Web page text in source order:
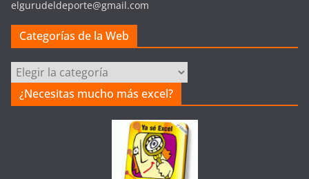
elgurudeldeporte@gmail.com
Categorías de la Web
Categorías
de
la
¿Necesitas mucho más excel?